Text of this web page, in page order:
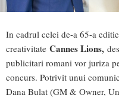
In cadrul celei de-a 65-a
creativitate Cannes Lions,
publicitari romani vor juriza
concurs. Potrivit unui
Dana Bulat (GM & Owner,